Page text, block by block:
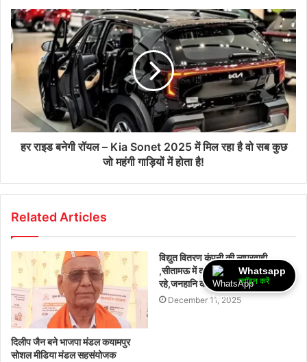
हर राइड बनेगी रॉयल – Kia Sonet 2025 में मिल रहा है वो सब कुछ
जो महंगी गाड़ियों में होता है!
Related Articles
दिलीप जैन बने भाजपा मंडल कयामपुर
सोशल मीडिया मंडल सहसंयोजक
विद्युत वितरण कंपनी की लापरवाही
,सीतामऊ में कई स्थानों पर विद्युत तार झूल
रहे,जनहानि का बना अंदेशा
December 11, 2025
Whatsapp
ज्वॉइन करें